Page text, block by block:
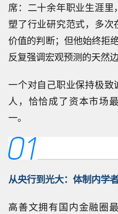
席：二十余年职业生涯
塑了行业研究范式，多
价值的判断；但他始终拒
反复强调宏观预测的天然边
一个对自己职业保持极致
人，恰恰成了资本市场
一。
从央行到光大：体制内学
高善文拥有国内金融圈